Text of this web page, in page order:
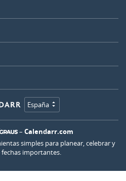
España
– Calendarr.com
simples para planear, celebrar y
importantes.